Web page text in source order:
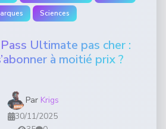
Sciences
Ultimate pas cher :
à moitié prix ?
Par Krigs
30/11/2025